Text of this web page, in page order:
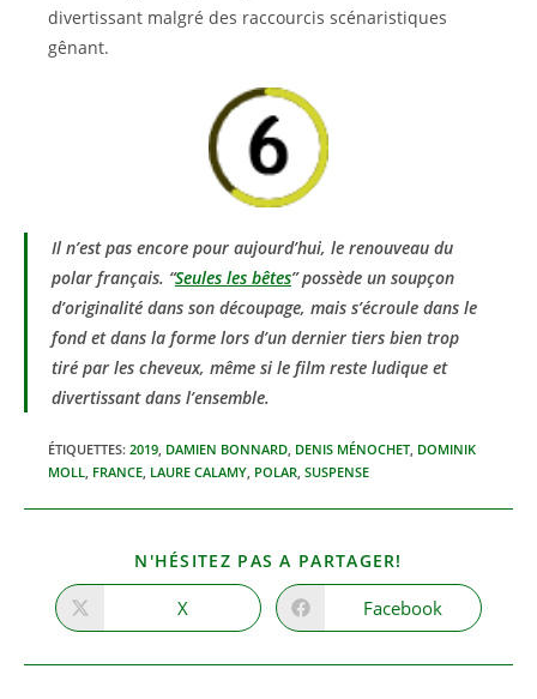
divertissant malgré des raccourcis scénaristiques
gênant.
Il n’est pas encore pour aujourd’hui, le renouveau du
polar français. “Seules les bêtes” possède un soupçon
d’originalité dans son découpage, mais s’écroule dans le
fond et dans la forme lors d’un dernier tiers bien trop
tiré par les cheveux, même si le film reste ludique et
divertissant dans l’ensemble.
ÉTIQUETTES: 2019, DAMIEN BONNARD, DENIS MÉNOCHET, DOMINIK
MOLL, FRANCE, LAURE CALAMY, POLAR, SUSPENSE
N'HÉSITEZ PAS A PARTAGER!
CONTENU
Ouvrir
dans
autre
X Ouvrir
dans
autre
Facebook